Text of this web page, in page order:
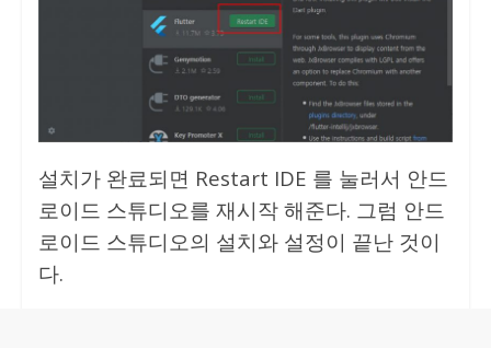
설치가 완료되면 Restart IDE 를 눌러서 안드
로이드 스튜디오를 재시작 해준다. 그럼 안드
로이드 스튜디오의 설치와 설정이 끝난 것이
다.